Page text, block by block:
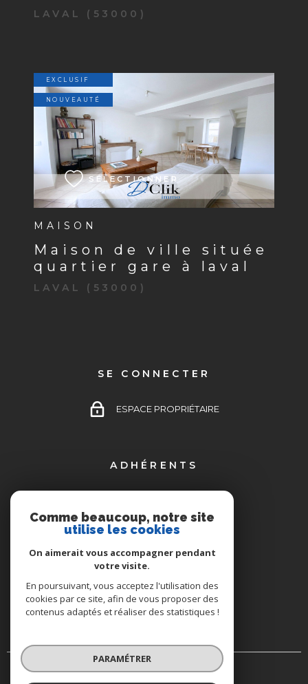
LAVAL (53000)
MAISON
maison de ville située
quartier gare à laval
LAVAL (53000)
EXCLUSIF
NOUVEAUTÉ
SÉLECTIONNER
VOIR LE BIEN
SE CONNECTER
ESPACE PROPRIÉTAIRE
ADHÉRENTS
Comme beaucoup, notre site
utilise les cookies
On aimerait vous accompagner pendant
votre visite.
En poursuivant, vous acceptez l'utilisation des
cookies par ce site, afin de vous proposer des
contenus adaptés et réaliser des statistiques !
PARAMÉTRER